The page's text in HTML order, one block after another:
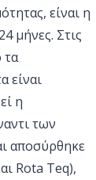
είναι η
μήνες. Στις
τα
είναι
η
των
αποσύρθηκε
Rota Teq),